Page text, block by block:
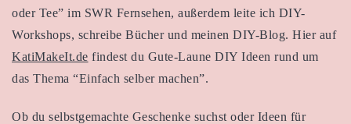
oder Tee” im SWR Fernsehen, außerdem leite ich DIY-
Workshops, schreibe Bücher und meinen DIY-Blog. Hier auf
KatiMakeIt.de findest du Gute-Laune DIY Ideen rund um
das Thema “Einfach selber machen”.
Ob du selbstgemachte Geschenke suchst oder Ideen für